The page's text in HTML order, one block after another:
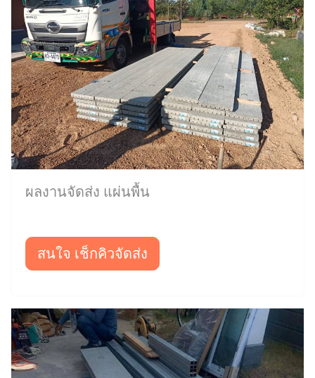
ผลงานจัดส่ง แผ่นพื้น
สนใจ เช็กคิวจัดส่ง